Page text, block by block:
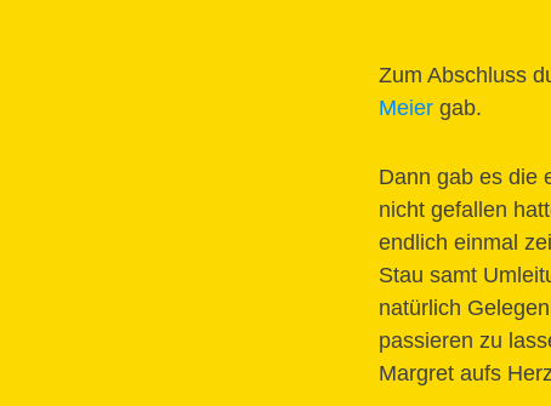
Zum Abschluss
Meier gab.
Dann gab es die
nicht gefallen
endlich einmal
Stau samt
natürlich
passieren zu
Margret aufs